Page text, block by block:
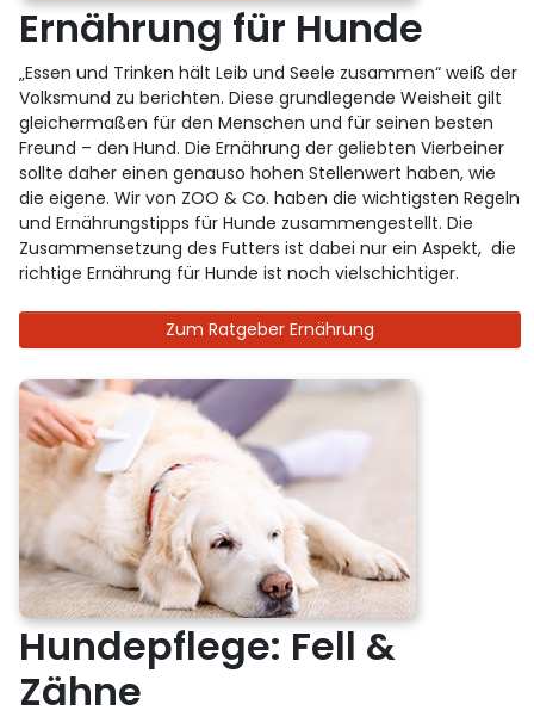
Ernährung für Hunde
„Essen und Trinken hält Leib und Seele zusammen“ weiß der
Volksmund zu berichten. Diese grundlegende Weisheit gilt
gleichermaßen für den Menschen und für seinen besten
Freund – den Hund. Die Ernährung der geliebten Vierbeiner
sollte daher einen genauso hohen Stellenwert haben, wie
die eigene. Wir von ZOO & Co. haben die wichtigsten Regeln
und Ernährungstipps für Hunde zusammengestellt. Die
Zusammensetzung des Futters ist dabei nur ein Aspekt, die
richtige Ernährung für Hunde ist noch vielschichtiger.
Zum Ratgeber Ernährung
Hundepflege: Fell &
Zähne